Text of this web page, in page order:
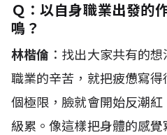
Ｑ：以自身職業出發的
鳴？
林楷倫 ：找出大家共有的
職業的辛苦，就把疲憊寫
個極限，臉就會開始反潮
級累。像這樣把身體的感